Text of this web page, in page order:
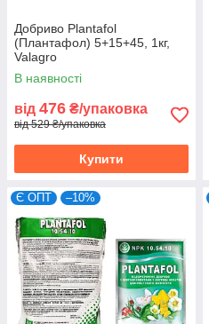
Добриво Plantafol
(Плантафол) 5+15+45, 1кг,
Valagro
В наявності
від 476 ₴/упаковка
від 529 ₴/упаковка
Купити
Є ОПТ –10%